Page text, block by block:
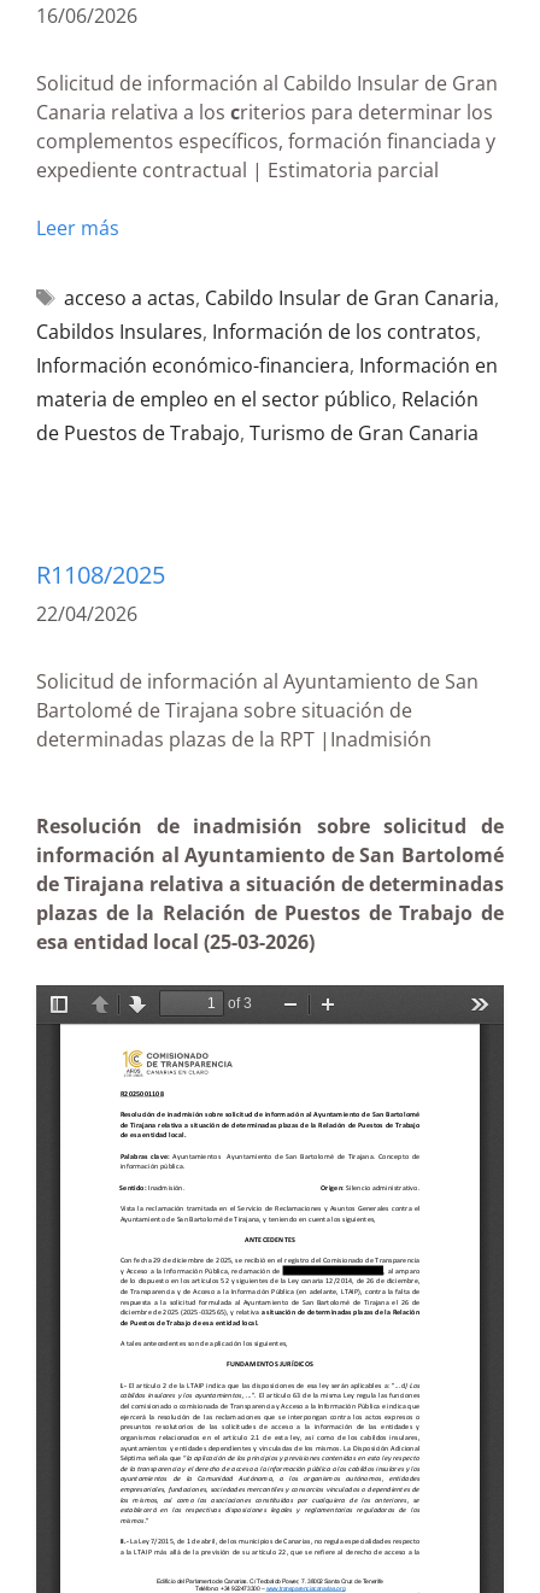
16/06/2026
Solicitud de información al Cabildo Insular de Gran
Canaria relativa a los criterios para determinar los
complementos específicos, formación financiada y
expediente contractual | Estimatoria parcial
Leer más
acceso a actas, Cabildo Insular de Gran Canaria,
Cabildos Insulares, Información de los contratos,
Información económico-financiera, Información en
materia de empleo en el sector público, Relación
de Puestos de Trabajo, Turismo de Gran Canaria
R1108/2025
22/04/2026
Solicitud de información al Ayuntamiento de San
Bartolomé de Tirajana sobre situación de
determinadas plazas de la RPT |Inadmisión
Resolución de inadmisión sobre solicitud de
información al Ayuntamiento de San Bartolomé
de Tirajana relativa a situación de determinadas
plazas de la Relación de Puestos de Trabajo de
esa entidad local (25-03-2026)